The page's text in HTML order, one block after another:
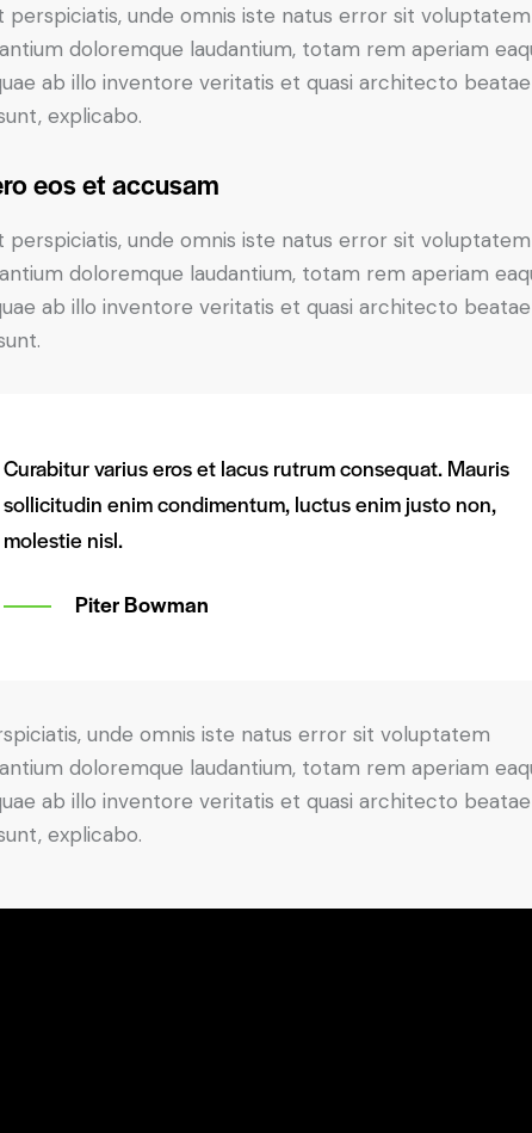
perspiciatis, unde omnis iste natus error sit voluptatem
doloremque laudantium, totam rem aperiam
ab illo inventore veritatis et quasi architecto
explicabo.
eos et accusam
perspiciatis, unde omnis iste natus error sit voluptatem
doloremque laudantium, totam rem aperiam
ab illo inventore veritatis et quasi architecto
Curabitur varius eros et lacus rutrum consequat. Mauris
sollicitudin enim condimentum, luctus enim justo non,
molestie nisl.
Piter Bowman
unde omnis iste natus error sit voluptatem
doloremque laudantium, totam rem aperiam
ab illo inventore veritatis et quasi architecto
explicabo.